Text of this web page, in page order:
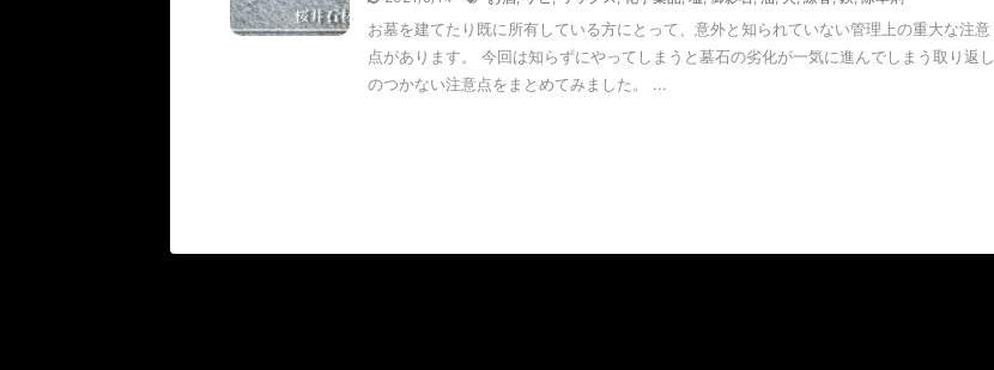
お墓を建てたり既に所有している方にとって、意外と知られていない管理上の重大な注意
点があります。 今回は知らずにやってしまうと墓石の劣化が一気に進んでしまう取り返し
のつかない注意点をまとめてみました。 ...